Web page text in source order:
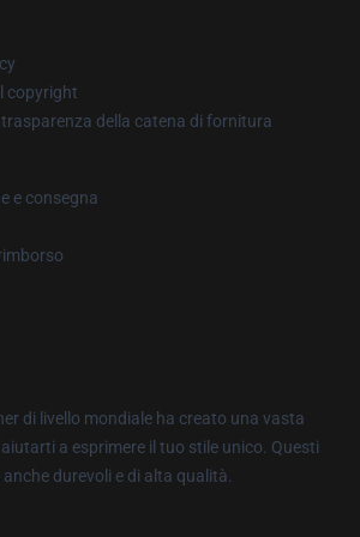
copyright
trasparenza della catena di fornitura
e consegna
di livello mondiale ha creato una vasta
a esprimere il tuo stile unico. Questi
durevoli e di alta qualità.